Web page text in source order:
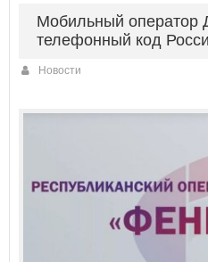
Мобильный оператор
телефонный код
Новости